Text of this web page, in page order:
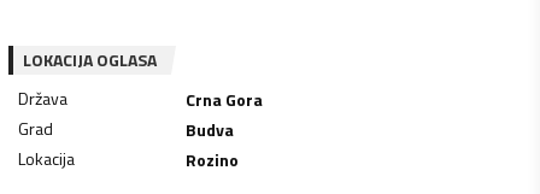
LOKACIJA OGLASA
Država
Crna Gora
Grad
Budva
Lokacija
Rozino